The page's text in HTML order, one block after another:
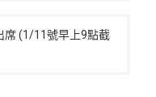
席 (1/11號早上9點截